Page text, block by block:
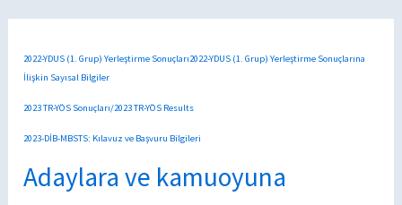
2022-YDUS (1. Grup) Yerleştirme Sonuçları2022-YDUS (1. Grup) Yerleştirme Sonuçlarına
İlişkin Sayısal Bilgiler
2023 TR-YÖS Sonuçları/2023 TR-YÖS Results
2023-DİB-MBSTS: Kılavuz ve Başvuru Bilgileri
Adaylara ve kamuoyuna